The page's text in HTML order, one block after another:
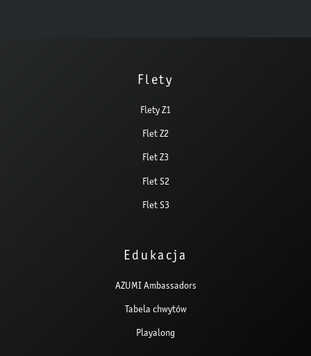
Flety
Flety Z1
Flet Z2
Flet Z3
Flet S2
Flet S3
Edukacja
AZUMI Ambassadors
Tabela chwytów
Playalong